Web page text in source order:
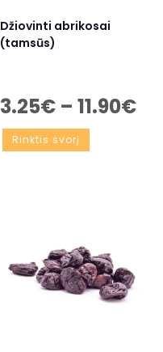
Džiovinti abrikosai
(tamsūs)
3.25€ – 11.90€
Rinktis svorį